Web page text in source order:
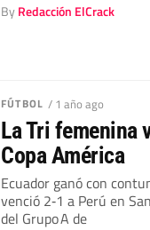
ByRedacción ElCrack
FÚTBOL / 1 año ago
La Tri femenina
Copa América
Ecuador ganó con
venció 2‑1 a Perú en
del Grupo A de